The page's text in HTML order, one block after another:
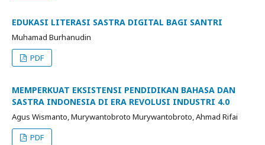
EDUKASI LITERASI SASTRA DIGITAL BAGI SANTRI
Muhamad Burhanudin
PDF
MEMPERKUAT EKSISTENSI PENDIDIKAN BAHASA DAN
SASTRA INDONESIA DI ERA REVOLUSI INDUSTRI 4.0
Agus Wismanto, Murywantobroto Murywantobroto, Ahmad Rifai
PDF